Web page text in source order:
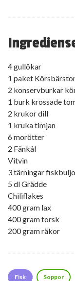
4 gullökar
1 paket
2 konservburkar
1 burk krossade
2 krukor dill
1 kruka timjan
6 morötter
2 Fänkål
Vitvin
3 tärningar
5 dl Grädde
Chiliflakes
400 gram lax
400 gram torsk
200 gram räkor
Fisk Soppor